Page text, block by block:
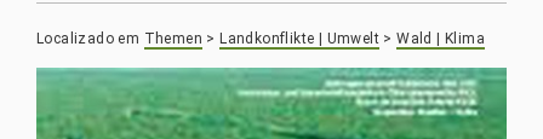
Localizado em Themen > Landkonflikte | Umwelt >Wald | Klima